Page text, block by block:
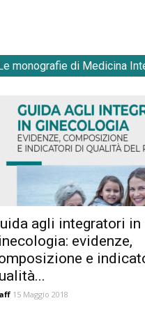
monografie di Medicina
agli integratori in
evidenze,
e
15 Maggio 2018